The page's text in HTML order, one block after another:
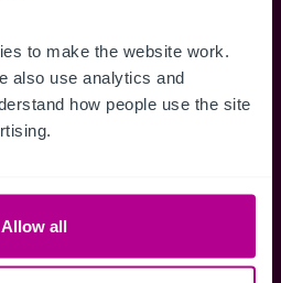
to make the website work.
also use analytics and
how people use the site
Allow all
alle
Speichern
zugreifen und